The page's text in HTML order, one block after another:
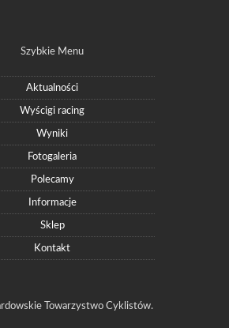
Szybkie Menu
Aktualności
Wyścigi racing
Wyniki
Fotogaleria
Polecamy
Informacje
Sklep
Kontakt
Towarzystwo Cyklistów.